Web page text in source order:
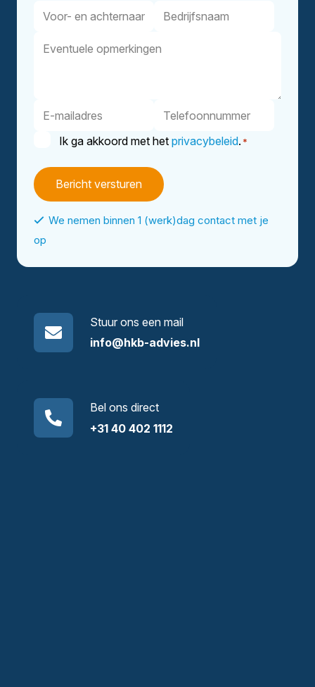
Voor-
achternaam
Bedrijfsnaam
Eventuele
E-
Telefoonnummer
Instemming
Ik ga akkoord met het privacybeleid. *
We nemen binnen 1 (werk)dag contact met je
op
Stuur ons een mail
info@hkb-advies.nl
Bel ons direct
+31 40 402 1112